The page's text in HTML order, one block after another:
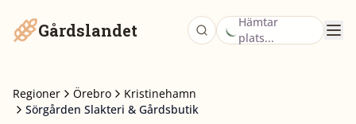
Gårdslandet
Hämtar
plats...
Regioner Örebro
Kristinehamn
Sörgården Slakteri & Gårdsbutik